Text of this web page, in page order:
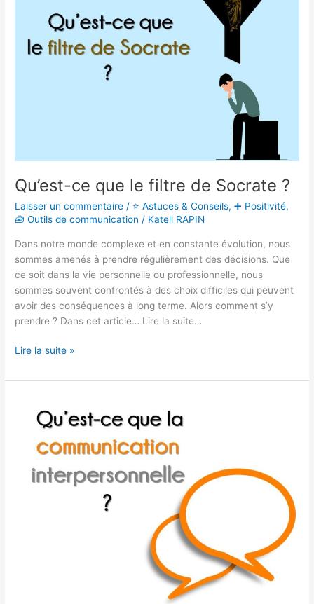
Qu’est-ce que le filtre de Socrate ?
Laisser un commentaire / ⭐ Astuces & Conseils,➕ Positivité,
🧰 Outils de communication / Katell RAPIN
Dans notre monde complexe et en constante évolution, nous
sommes amenés à prendre régulièrement des décisions. Que
ce soit dans la vie personnelle ou professionnelle, nous
sommes souvent confrontés à des choix difficiles qui peuvent
avoir des conséquences à long terme. Alors comment s’y
prendre ? Dans cet article… Lire la suite…
Socrate
Lire la suite »
interpersonnelle